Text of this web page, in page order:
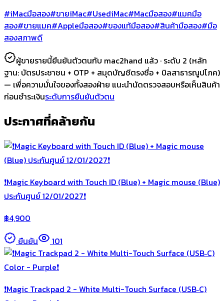
#iMacมือสอง#ขายiMac#UsediMac#Macมือสอง#แมคมือ
สอง#ขายแมค#Appleมือสอง#ของแท้มือสอง#สินค้ามือสอง#มือ
สองสภาพดี
ผู้ขายรายนี้ยืนยันตัวตนกับ mac2hand แล้ว · ระดับ 2 (หลัก
ฐาน: บัตรประชาชน + OTP + สมุดบัญชีตรงชื่อ + บิลสาธารณูปโภค)
— เพื่อความมั่นใจของทั้งสองฝ่าย แนะนำนัดตรวจสอบหรือเห็นสินค้า
ก่อนชำระเงินระดับการยืนยันตัวตน
ประกาศที่คล้ายกัน
❗️Magic Keyboard with Touch ID (Blue) + Magic mouse (Blue)
ประกันศูนย์ 12/01/2027❗️
฿4,900
ยืนยัน
101
❗️Magic Trackpad 2 - White Multi-Touch Surface (USB‑C)